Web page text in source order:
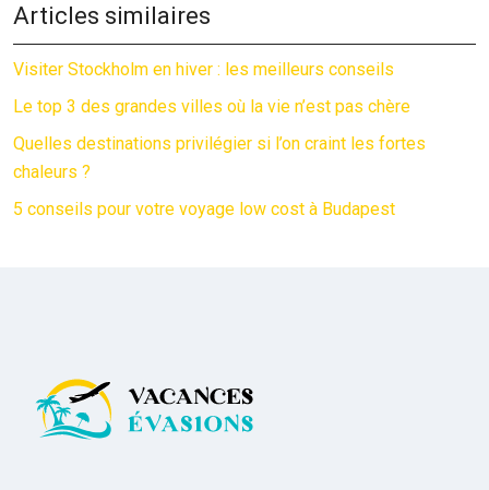
Articles similaires
Visiter Stockholm en hiver : les meilleurs conseils
Le top 3 des grandes villes où la vie n’est pas chère
Quelles destinations privilégier si l’on craint les fortes
chaleurs ?
5 conseils pour votre voyage low cost à Budapest